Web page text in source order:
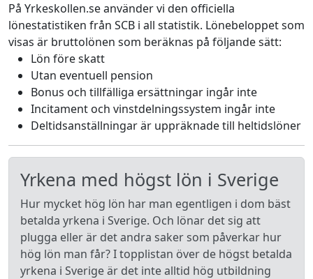
På Yrkeskollen.se använder vi den officiella
lönestatistiken från SCB i all statistik. Lönebeloppet som
visas är bruttolönen som beräknas på följande sätt:
Lön före skatt
Utan eventuell pension
Bonus och tillfälliga ersättningar ingår inte
Incitament och vinstdelningssystem ingår inte
Deltidsanställningar är uppräknade till heltidslöner
Yrkena med högst lön i Sverige
Hur mycket hög lön har man egentligen i dom bäst
betalda yrkena i Sverige. Och lönar det sig att
plugga eller är det andra saker som påverkar hur
hög lön man får? I topplistan över de högst betalda
yrkena i Sverige är det inte alltid hög utbildning